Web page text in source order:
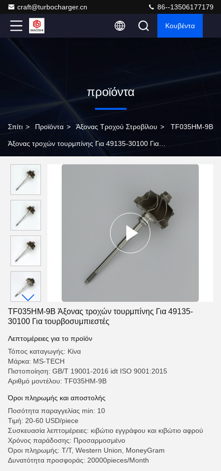
craft@turbocharger.cn 86--13506177179
Κουβέντα
προϊόντα
Σπίτι > Προϊόντα > Άξονας Τροχού Στροβίλου > TF035HM-9B
Άξονας τροχών τουρμπίνης Για 49135-30100 Για
TF035HM-9B Άξονας τροχών τουρμπίνης Για 49135-
30100 Για τουρβοσυμπιεστές
Λεπτομέρειες για το προϊόν
Τόπος καταγωγής: Κίνα
Μάρκα: MS-TECH
Πιστοποίηση: GB/T 19001-2016 idt ISO 9001:2015
Αριθμό μοντέλου: TF035HM-9B
Όροι πληρωμής και αποστολής
Ποσότητα παραγγελίας min: 10
Τιμή: 20-60 USD/piece
Συσκευασία λεπτομέρειες: κιβώτιο εγγράφου και κιβώτιο αφρού
Χρόνος παράδοσης: Προσαρμοσμένο
Όροι πληρωμής: T/T, Western Union, MoneyGram
Δυνατότητα προσφοράς: 20000pieces/Month